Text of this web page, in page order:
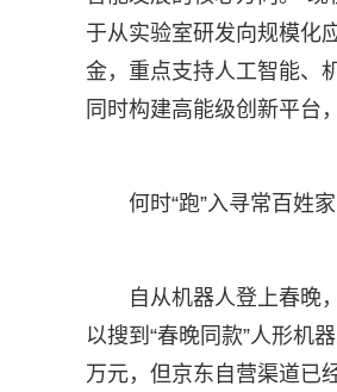
于从实验室研发向规模化
金，重点支持人工智能、
同时构建高能级创新平台
何时“跑”入寻常百姓家
自从机器人登上春晚
以搜到“春晚同款”人形机
万元，但京东自营渠道已